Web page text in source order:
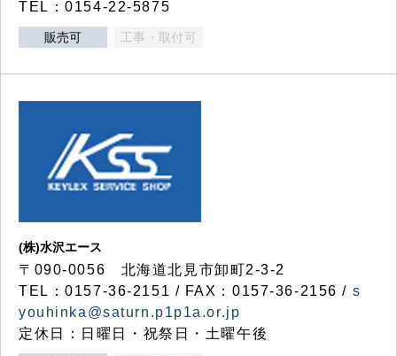
TEL：0154-22-5875
販売可 工事・取付可
(株)水沢エース
〒090-0056 北海道北見市卸町2-3-2
TEL：0157-36-2151 / FAX：0157-36-2156 / s
youhinka@saturn.p1p1a.or.jp
定休日：日曜日・祝祭日・土曜午後